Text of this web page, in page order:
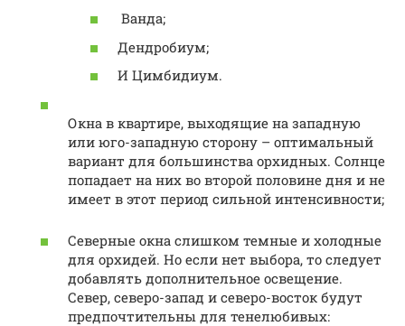
Ванда;
Дендробиум;
И Цимбидиум.
Окна в квартире, выходящие на западную
или юго-западную сторону – оптимальный
вариант для большинства орхидных. Солнце
попадает на них во второй половине дня и не
имеет в этот период сильной интенсивности;
Северные окна слишком темные и холодные
для орхидей. Но если нет выбора, то следует
добавлять дополнительное освещение.
Север, северо-запад и северо-восток будут
предпочтительны для тенелюбивых: